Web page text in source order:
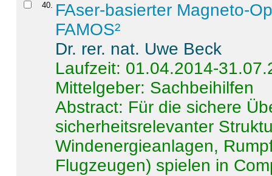
40. FAser-basierter Magneto-
FAMOS²
Dr. rer. nat. Uwe Beck
Laufzeit: 01.04.2014-
Mittelgeber: Sachbeihilfen
Abstract: Für die sichere
sicherheitsrelevanter
Windenergieanlagen,
Flugzeugen) spielen in